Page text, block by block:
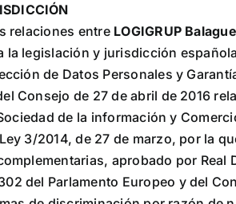
relaciones entre LOGIGRUP
la legislación y jurisdicción
de Datos Personales y
Consejo de 27 de abril de 2016
de la información y
3/2014, de 27 de marzo, por la
aprobado por
del Parlamento Europeo y del